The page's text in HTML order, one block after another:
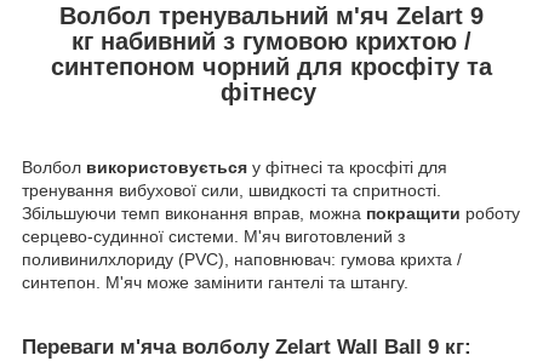
Волбол тренувальний м'яч Zelart 9
кг набивний з гумовою крихтою /
синтепоном чорний для кросфіту та
фітнесу
Волбол використовується у фітнесі та кросфіті для
тренування вибухової сили, швидкості та спритності.
Збільшуючи темп виконання вправ, можна покращити роботу
серцево-судинної системи. М'яч виготовлений з
поливинилхлориду (PVC), наповнювач: гумова крихта /
синтепон. М'яч може замінити гантелі та штангу.
Переваги м'яча волболу Zelart Wall Ball 9 кг: